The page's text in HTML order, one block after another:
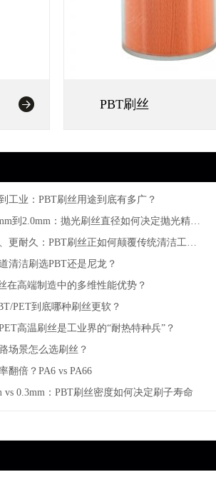
PBT刷丝
工业：PBT刷丝用途到底有多广？
到2.0mm：抛光刷丝直径如何决定抛光精
更耐久：PBT刷丝正如何颠覆传统清洁工具
清洁刷选PBT还是尼龙？
在高端制造中的多维性能优势？
PET到底哪种刷丝更软？
高温刷丝是工业界的“耐热特种兵”？
场景怎么选刷丝？
翻倍？PA6 vs PA66
vs 0.3mm：PBT刷丝密度如何决定刷子寿命